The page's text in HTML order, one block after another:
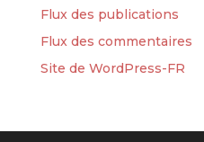
Flux des publications
Flux des commentaires
Site de WordPress-FR